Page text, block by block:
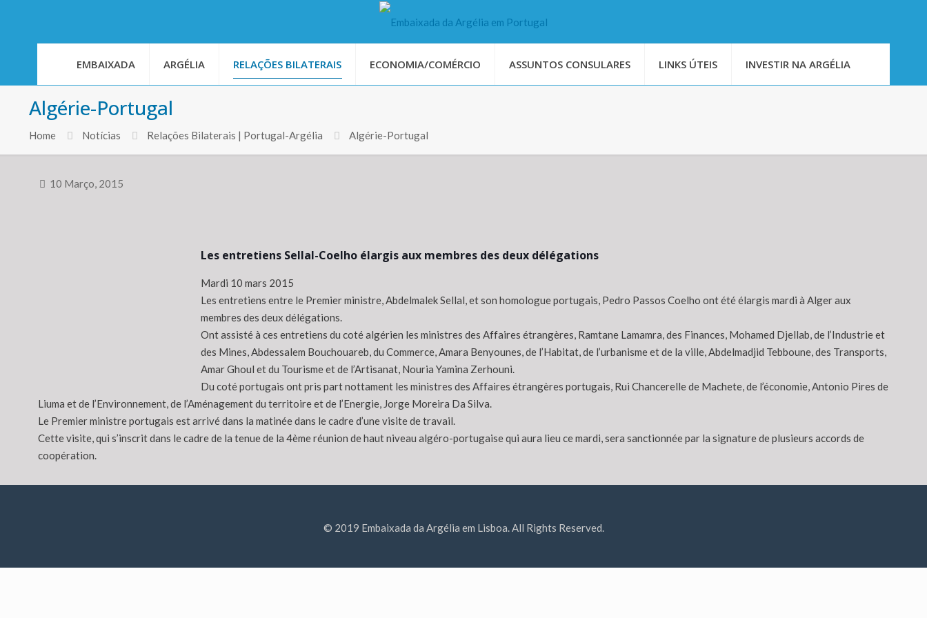
EMBAIXADA ARGÉLIA RELAÇÕES BILATERAIS ECONOMIA/COMÉRCIO ASSUNTOS CONSULARES LINKS ÚTEIS INVESTIR NA ARGÉLIA
Algérie-Portugal
Home Notícias Relações Bilaterais | Portugal-Argélia Algérie-Portugal
10 Março, 2015
Les entretiens Sellal-Coelho élargis aux membres des deux délégations
Mardi 10 mars 2015
Les entretiens entre le Premier ministre, Abdelmalek Sellal, et son homologue portugais, Pedro Passos Coelho ont été élargis mardi à Alger aux
membres des deux délégations.
Ont assisté à ces entretiens du coté algérien les ministres des Affaires étrangères, Ramtane Lamamra, des Finances, Mohamed Djellab, de l’Industrie et
des Mines, Abdessalem Bouchouareb, du Commerce, Amara Benyounes, de l’Habitat, de l’urbanisme et de la ville, Abdelmadjid Tebboune, des Transports,
Amar Ghoul et du Tourisme et de l’Artisanat, Nouria Yamina Zerhouni.
Du coté portugais ont pris part nottament les ministres des Affaires étrangères portugais, Rui Chancerelle de Machete, de l’économie, Antonio Pires de
Liuma et de l’Environnement, de l’Aménagement du territoire et de l’Energie, Jorge Moreira Da Silva.
Le Premier ministre portugais est arrivé dans la matinée dans le cadre d’une visite de travail.
Cette visite, qui s’inscrit dans le cadre de la tenue de la 4ème réunion de haut niveau algéro-portugaise qui aura lieu ce mardi, sera sanctionnée par la signature de plusieurs accords de
coopération.
© 2019 Embaixada da Argélia em Lisboa. All Rights Reserved.